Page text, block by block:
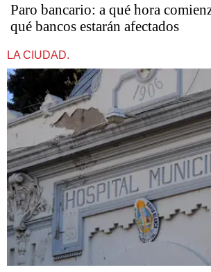
Paro bancario: a qué hora
qué bancos estarán afectados
LA CIUDAD.